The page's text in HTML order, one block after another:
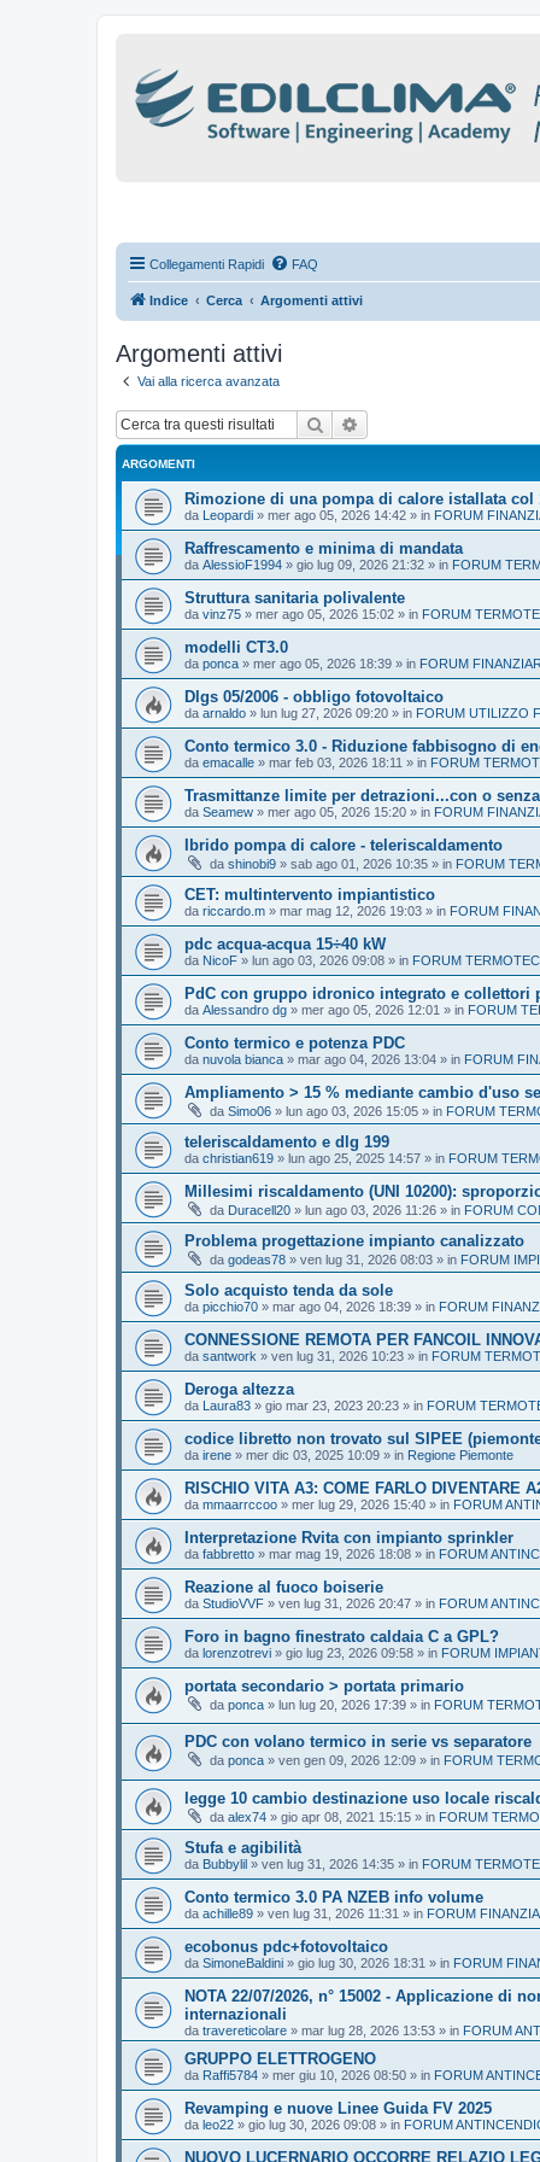
Collegamenti Rapidi FAQ
Indice Cerca Argomenti attivi
Argomenti attivi
Vai alla ricerca avanzata
Cerca
ARGOMENTI
Rimozione di una pompa di calore istallata col
da Leopardi » mer ago 05, 2026 14:42 » in FORUM
Raffrescamento e minima di mandata
da AlessioF1994 » gio lug 09, 2026 21:32 » in FORUM
Struttura sanitaria polivalente
da vinz75 » mer ago 05, 2026 15:02 » in FORUM
modelli CT3.0
da ponca » mer ago 05, 2026 18:39 » in FORUM
Dlgs 05/2006 - obbligo fotovoltaico
da arnaldo » lun lug 27, 2026 09:20 » in FORUM UTILIZZO
Conto termico 3.0 - Riduzione fabbisogno di
da emacalle » mar feb 03, 2026 18:11 » in FORUM
Trasmittanze limite per detrazioni...con o
da Seamew » mer ago 05, 2026 15:20 » in FORUM
Ibrido pompa di calore - teleriscaldamento
da shinobi9 » sab ago 01, 2026 10:35 » in FORUM
CET: multintervento impiantistico
da riccardo.m » mar mag 12, 2026 19:03 » in FORUM
pdc acqua-acqua 15÷40 kW
da NicoF » lun ago 03, 2026 09:08 » in FORUM
PdC con gruppo idronico integrato e collettori
da Alessandro dg » mer ago 05, 2026 12:01 » in FORUM
Conto termico e potenza PDC
da nuvola bianca » mar ago 04, 2026 13:04 » in FORUM
Ampliamento > 15 % mediante cambio d'uso
da Simo06 » lun ago 03, 2026 15:05 » in FORUM
teleriscaldamento e dlg 199
da christian619 » lun ago 25, 2025 14:57 » in FORUM
Millesimi riscaldamento (UNI 10200):
da Duracell20 » lun ago 03, 2026 11:26 » in FORUM
Problema progettazione impianto canalizzato
da godeas78 » ven lug 31, 2026 08:03 » in FORUM
Solo acquisto tenda da sole
da picchio70 » mar ago 04, 2026 18:39 » in FORUM
CONNESSIONE REMOTA PER FANCOIL
da santwork » ven lug 31, 2026 10:23 » in FORUM
Deroga altezza
da Laura83 » gio mar 23, 2023 20:23 » in FORUM
codice libretto non trovato sul SIPEE
da irene » mer dic 03, 2025 10:09 » in Regione Piemonte
RISCHIO VITA A3: COME FARLO DIVENTARE
da mmaarrccoo » mer lug 29, 2026 15:40 » in FORUM
Interpretazione Rvita con impianto sprinkler
da fabbretto » mar mag 19, 2026 18:08 » in FORUM
Reazione al fuoco boiserie
da StudioVVF » ven lug 31, 2026 20:47 » in FORUM
Foro in bagno finestrato caldaia C a GPL?
da lorenzotrevi » gio lug 23, 2026 09:58 » in FORUM
portata secondario > portata primario
da ponca » lun lug 20, 2026 17:39 » in FORUM
PDC con volano termico in serie vs separatore
da ponca » ven gen 09, 2026 12:09 » in FORUM
legge 10 cambio destinazione uso locale
da alex74 » gio apr 08, 2021 15:15 » in FORUM
Stufa e agibilità
da Bubbylil » ven lug 31, 2026 14:35 » in FORUM
Conto termico 3.0 PA NZEB info volume
da achille89 » ven lug 31, 2026 11:31 » in FORUM
ecobonus pdc+fotovoltaico
da SimoneBaldini » gio lug 30, 2026 18:31 » in FORUM
NOTA 22/07/2026, n° 15002 - Applicazione di
internazionali
da travereticolare » mar lug 28, 2026 13:53 » in FORUM
GRUPPO ELETTROGENO
da Raffi5784 » mer giu 10, 2026 08:50 » in FORUM
Revamping e nuove Linee Guida FV 2025
da leo22 » gio lug 30, 2026 09:08 » in FORUM
NUOVO LUCERNARIO OCCORRE RELAZIO